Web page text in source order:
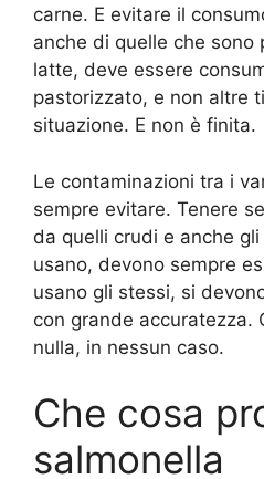
carne. E evitare il
anche di quelle che sono
latte, deve essere
pastorizzato, e non altre
situazione. E non è finita.
Le contaminazioni tra i
sempre evitare. Tenere
da quelli crudi e anche
usano, devono sempre
usano gli stessi, si
con grande accuratezza.
nulla, in nessun caso.
Che cosa
salmonella